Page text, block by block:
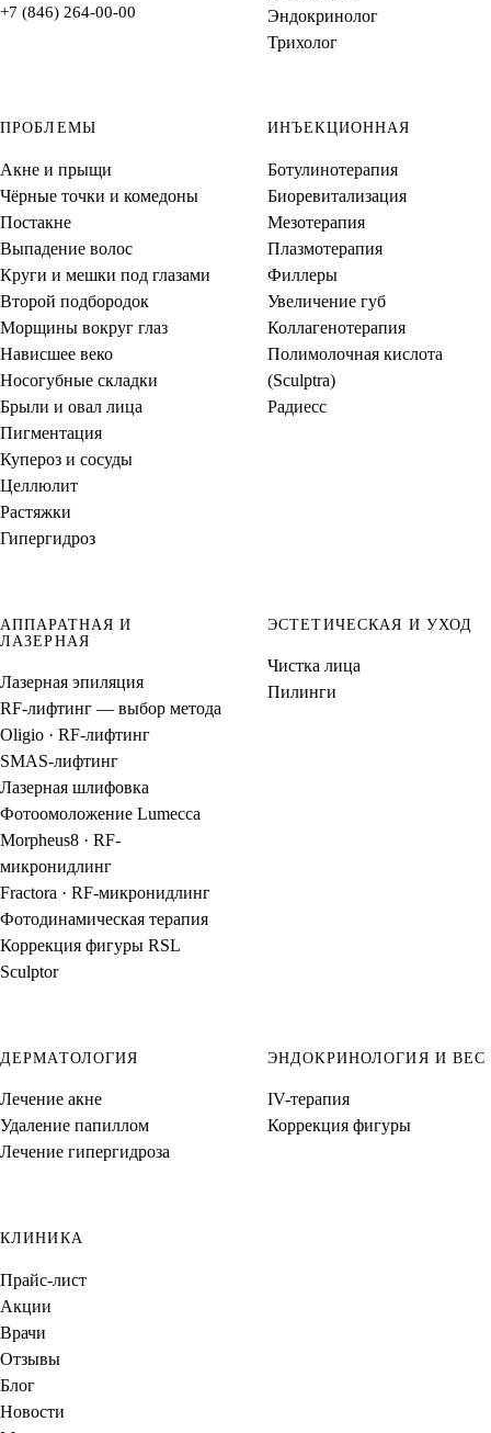
+7 (846) 264-00-00
Эндокринолог
Трихолог
ПРОБЛЕМЫ
Акне и прыщи
Чёрные точки и комедоны
Постакне
Выпадение волос
Круги и мешки под глазами
Второй подбородок
Морщины вокруг глаз
Нависшее веко
Носогубные складки
Брыли и овал лица
Пигментация
Купероз и сосуды
Целлюлит
Растяжки
Гипергидроз
ИНЪЕКЦИОННАЯ
Ботулинотерапия
Биоревитализация
Мезотерапия
Плазмотерапия
Филлеры
Увеличение губ
Коллагенотерапия
Полимолочная кислота
(Sculptra)
Радиесс
АППАРАТНАЯ И
ЛАЗЕРНАЯ
Лазерная эпиляция
RF-лифтинг — выбор метода
Oligio · RF-лифтинг
SMAS-лифтинг
Лазерная шлифовка
Фотоомоложение Lumecca
Morpheus8 · RF-
микронидлинг
Fractora · RF-микронидлинг
Фотодинамическая терапия
Коррекция фигуры RSL
Sculptor
ЭСТЕТИЧЕСКАЯ И УХОД
Чистка лица
Пилинги
ДЕРМАТОЛОГИЯ
Лечение акне
Удаление папиллом
Лечение гипергидроза
ЭНДОКРИНОЛОГИЯ И ВЕС
IV-терапия
Коррекция фигуры
КЛИНИКА
Прайс-лист
Акции
Врачи
Отзывы
Блог
Новости